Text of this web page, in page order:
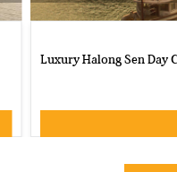
Luxury Halong Sen Day Cruise